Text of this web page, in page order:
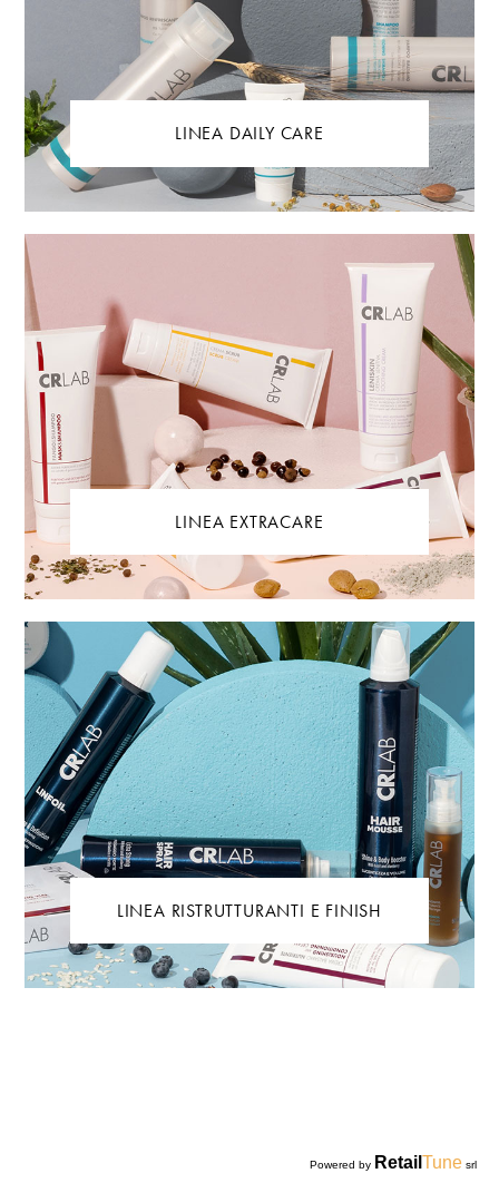
LINEA DAILY CARE
LINEA EXTRACARE
LINEA RISTRUTTURANTI E FINISH
Powered by Retail Tune srl